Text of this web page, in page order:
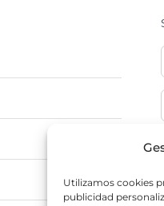
Utilizamos cookies
publicidad